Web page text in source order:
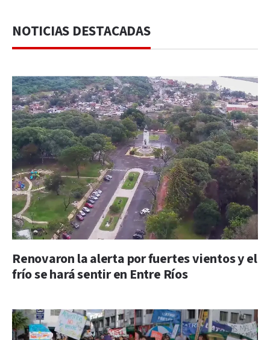
NOTICIAS DESTACADAS
Renovaron la alerta por fuertes vientos y el
frío se hará sentir en Entre Ríos